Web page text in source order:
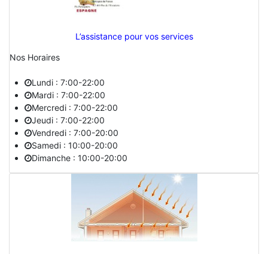
L’assistance pour vos services
Nos Horaires
Lundi : 7:00-22:00
Mardi : 7:00-22:00
Mercredi : 7:00-22:00
Jeudi : 7:00-22:00
Vendredi : 7:00-20:00
Samedi : 10:00-20:00
Dimanche : 10:00-20:00